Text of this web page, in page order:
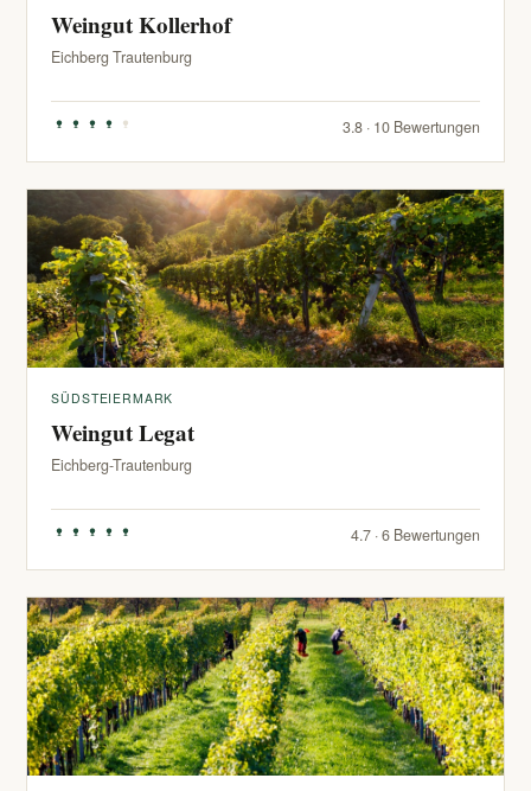
Weingut Kollerhof
Eichberg Trautenburg
3.8 · 10 Bewertungen
SÜDSTEIERMARK
Weingut Legat
Eichberg-Trautenburg
4.7 · 6 Bewertungen